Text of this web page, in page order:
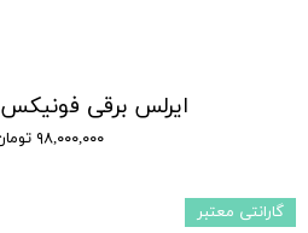
ایرلس برقی فونیکس 395 PRO
۹۸,۰۰۰,۰۰۰ تومان
گارانتی معتبر